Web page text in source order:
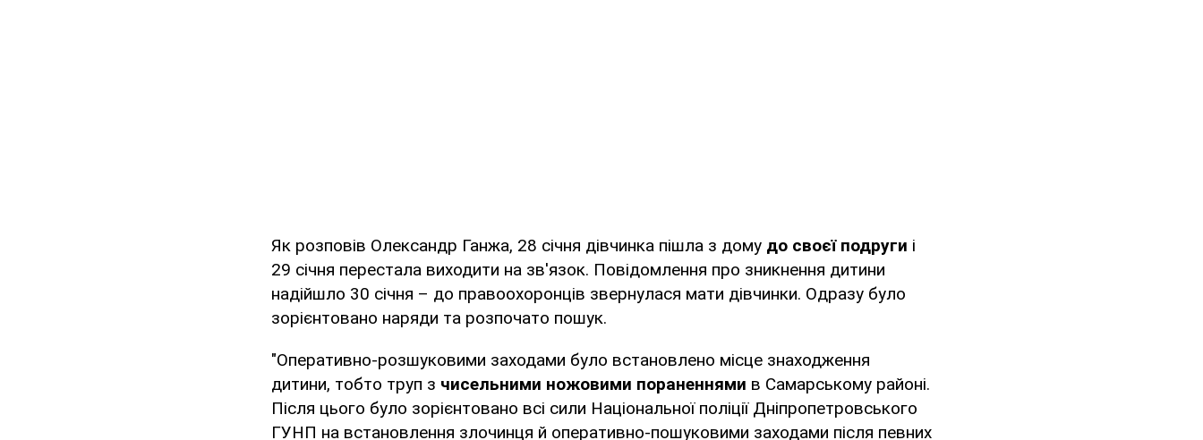
Як розповів Олександр Ганжа, 28 січня дівчинка пішла з дому до своєї подруги і
29 січня перестала виходити на зв'язок. Повідомлення про зникнення дитини
надійшло 30 січня – до правоохоронців звернулася мати дівчинки. Одразу було
зорієнтовано наряди та розпочато пошук.
"Оперативно-розшуковими заходами було встановлено місце знаходження
дитини, тобто труп з чисельними ножовими пораненнями в Самарському районі.
Після цього було зорієнтовано всі сили Національної поліції Дніпропетровського
ГУНП на встановлення злочинця й оперативно-пошуковими заходами після певних